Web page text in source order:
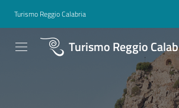
Turismo Reggio Calabria
Turismo Reggio